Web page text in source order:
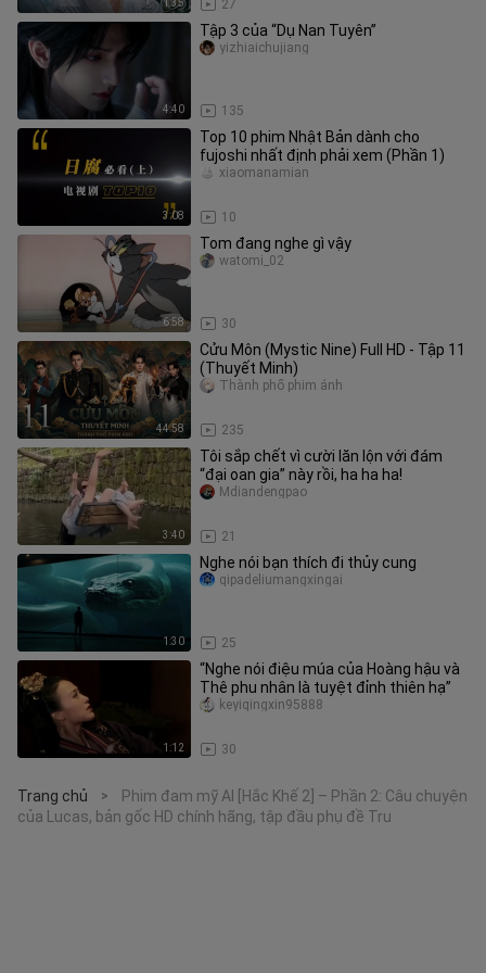
1:35 27
4:40
Tập 3 của “Dụ Nan Tuyên”
135
yizhiaichujiang
3:08
Top 10 phim Nhật Bản dành cho
fujoshi nhất định phải xem (Phần 1)
10
xiaomanamian
6:58
Tom đang nghe gì vậy
30
watomi_02
44:58
Cửu Môn (Mystic Nine) Full HD - Tập 11
(Thuyết Minh)
235
Thành phố phim ảnh
3:40
Tôi sắp chết vì cười lăn lộn với đám
“đại oan gia” này rồi, ha ha ha!
21
Mdiandengpao
1:30
Nghe nói bạn thích đi thủy cung
25
qipadeliumangxingai
1:12
“Nghe nói điệu múa của Hoàng hậu và
Thê phu nhân là tuyệt đỉnh thiên hạ”
30
keyiqingxin95888
Trang chủ >
Phim đam mỹ AI [Hắc Khế 2] – Phần 2: Câu chuyện
của Lucas, bản gốc HD chính hãng, tập đầu phụ đề Tru